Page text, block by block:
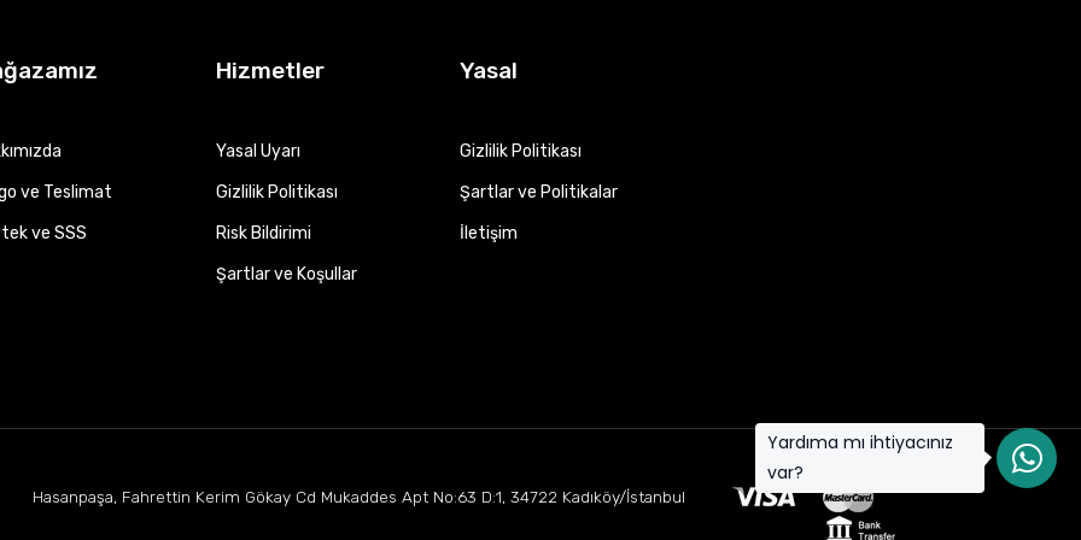
ve Teslimat
ve SSS
Hizmetler
Yasal Uyarı
Gizlilik Politikası
Risk Bildirimi
Şartlar ve Koşullar
Yasal
Gizlilik Politikası
Şartlar ve Politikalar
İletişim
Hasanpaşa, Fahrettin Kerim Gökay Cd Mukaddes Apt No:63 D:1, 34722 Kadıköy/İstanbul
Yardıma mı ihtiyacınız
var?